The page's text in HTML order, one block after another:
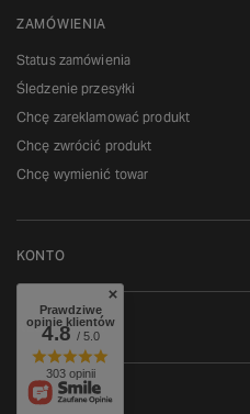
ZAMÓWIENIA
Status zamówienia
Śledzenie przesyłki
Chcę zareklamować produkt
Chcę zwrócić produkt
Chcę wymienić towar
KONTO
REGULAMINY
Prawdziwe
opinie klientów
4.8/ 5.0
303 opinii